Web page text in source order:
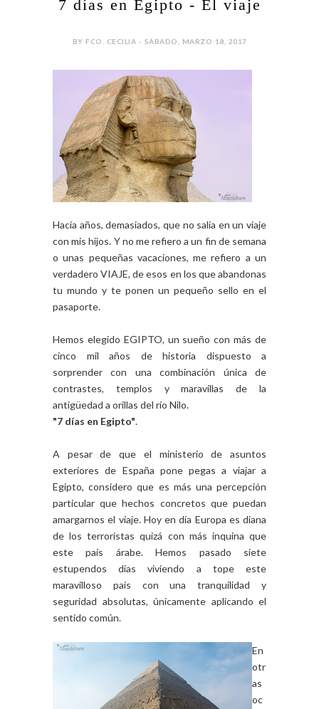
7 días en Egipto - El viaje
BY FCO. CECILIA - SÁBADO, MARZO 18, 2017
Hacía años, demasiados, que no salía en un viaje
con mis hijos. Y no me refiero a un fin de semana
o unas pequeñas vacaciones, me refiero a un
verdadero VIAJE, de esos en los que abandonas
tu mundo y te ponen un pequeño sello en el
pasaporte.
Hemos elegido EGIPTO, un sueño con más de
cinco mil años de historia dispuesto a
sorprender con una combinación única de
contrastes, templos y maravillas de la
antigüedad a orillas del río Nilo.
"7 días en Egipto".
A pesar de que el ministerio de asuntos
exteriores de España pone pegas a viajar a
Egipto, considero que es más una percepción
particular que hechos concretos que puedan
amargarnos el viaje. Hoy en día Europa es diana
de los terroristas quizá con más inquina que
este país árabe. Hemos pasado siete
estupendos días viviendo a tope este
maravilloso país con una tranquilidad y
seguridad absolutas, únicamente aplicando el
sentido común.
En
otr
as
oc